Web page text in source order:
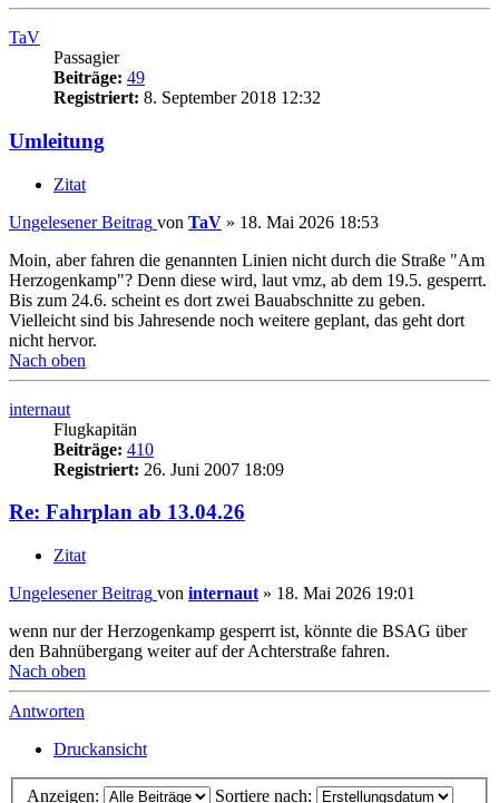
TaV
Passagier
Beiträge: 49
Registriert: 8. September 2018 12:32
Umleitung
Zitat
Ungelesener Beitrag von TaV » 18. Mai 2026 18:53
Moin, aber fahren die genannten Linien nicht durch die Straße "Am
Herzogenkamp"? Denn diese wird, laut vmz, ab dem 19.5. gesperrt.
Bis zum 24.6. scheint es dort zwei Bauabschnitte zu geben.
Vielleicht sind bis Jahresende noch weitere geplant, das geht dort
nicht hervor.
Nach oben
internaut
Flugkapitän
Beiträge: 410
Registriert: 26. Juni 2007 18:09
Re: Fahrplan ab 13.04.26
Zitat
Ungelesener Beitrag von internaut » 18. Mai 2026 19:01
wenn nur der Herzogenkamp gesperrt ist, könnte die BSAG über
den Bahnübergang weiter auf der Achterstraße fahren.
Nach oben
Antworten
Druckansicht
Anzeigen:
Sortiere nach: